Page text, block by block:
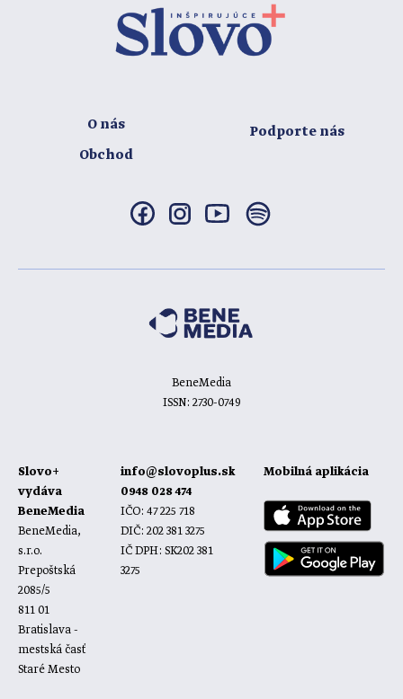
O nás
Obchod
Podporte nás
BeneMedia
ISSN: 2730-0749
Slovo+
vydáva
BeneMedia
BeneMedia,
s.r.o.
Prepoštská
2085/5
811 01
Bratislava -
mestská časť
Staré Mesto
info@slovoplus.sk
0948 028 474
IČO: 47 225 718
DIČ: 202 381 3275
IČ DPH: SK202 381
3275
Mobilná aplikácia